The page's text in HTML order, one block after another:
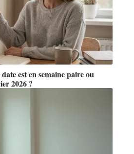
est en semaine paire ou
2026 ?